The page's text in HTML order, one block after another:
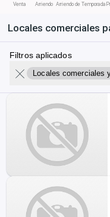
Venta Arriendo Arriendo de Temporada
Locales comerciales
Filtros aplicados
Locales comerciales